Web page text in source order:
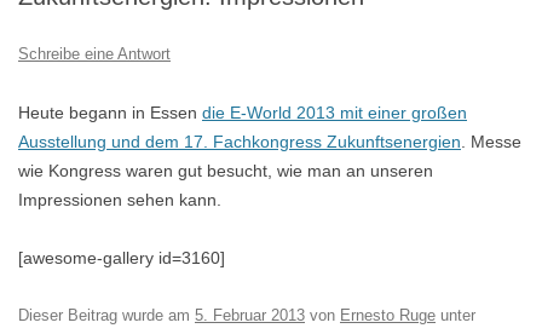
Schreibe eine Antwort
Heute begann in Essen die E-World 2013 mit einer großen
Ausstellung und dem 17. Fachkongress Zukunftsenergien . Messe
wie Kongress waren gut besucht, wie man an unseren
Impressionen sehen kann.
[awesome-gallery id=3160]
Dieser Beitrag wurde am 5. Februar 2013 von Ernesto Ruge unter